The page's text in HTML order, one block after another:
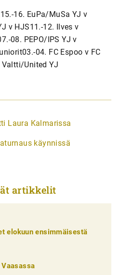
16. EuPa/MuSa YJ v
v HJS11.-12. Ilves v
08. PEPO/IPS YJ v
04. FC Espoo v FC
Valtti/United YJ
Laura Kalmarissa
käynnissä
artikkelit
elokuun ensimmäisestä